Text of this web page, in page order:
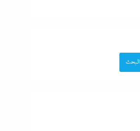
البحث